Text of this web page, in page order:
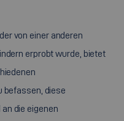
der von einer anderen
erprobt wurde, bietet
befassen, diese
die eigenen